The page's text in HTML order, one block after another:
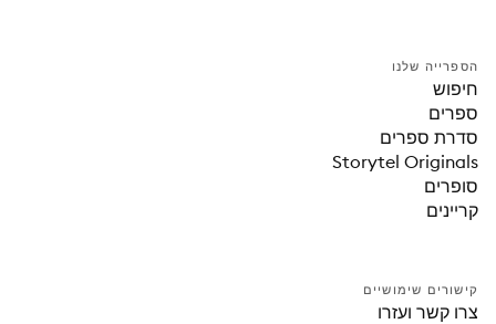
הספרייה שלנו
חיפוש
ספרים
סדרת ספרים
Storytel Originals
סופרים
קריינים
קישורים שימושיים
צרו קשר ועזרו